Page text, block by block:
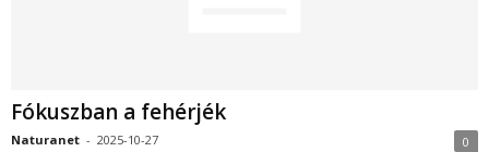
Fókuszban a fehérjék
Naturanet - 2025-10-27 0